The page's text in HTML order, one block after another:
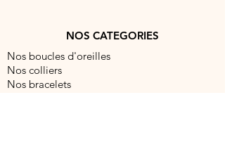
NOS CATEGORIES
Nos boucles d'oreilles
Nos colliers
Nos bracelets